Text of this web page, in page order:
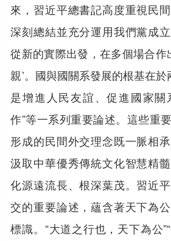
來，習近平總書記高度重視民
深刻總結並充分運用我們黨成
從新的實際出發，在多個場合作
親’。國與國關系發展的根基在於
是增進人民友誼、促進國家關
作”等一系列重要論述。這些重
形成的民間外交理念既一脈相
汲取中華優秀傳統文化智慧精
化源遠流長、根深葉茂。習近
交的重要論述，蘊含著天下為
標識。“大道之行也，天下為公